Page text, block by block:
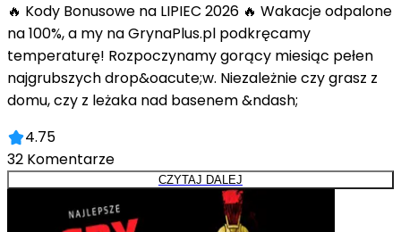
🔥 Kody Bonusowe na LIPIEC 2026 🔥 Wakacje odpalone
na 100%, a my na GrynaPlus.pl podkręcamy
temperaturę! Rozpoczynamy gorący miesiąc pełen
najgrubszych drop&oacute;w. Niezależnie czy grasz z
domu, czy z leżaka nad basenem &ndash;
4.75
32 Komentarze
CZYTAJ DALEJ